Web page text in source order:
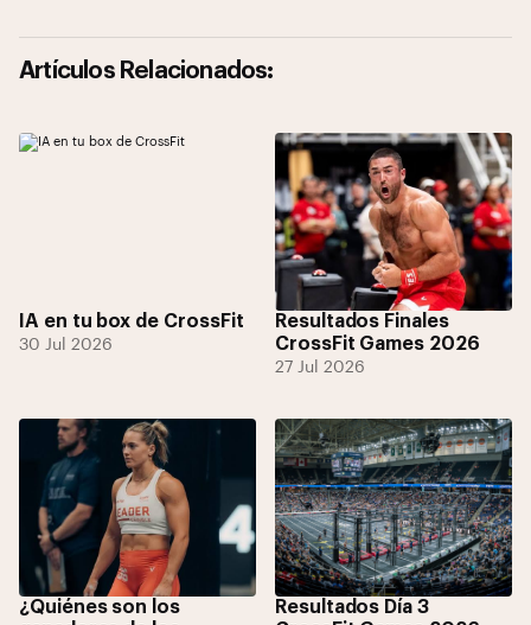
Artículos Relacionados:
IA en tu box de CrossFit
30 Jul 2026
Resultados Finales
CrossFit Games 2026
27 Jul 2026
¿Quiénes son los
Resultados Día 3